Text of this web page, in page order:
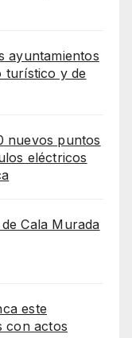
ayuntamientos
turístico y de
nuevos puntos
eléctricos
Cala Murada
este
con actos